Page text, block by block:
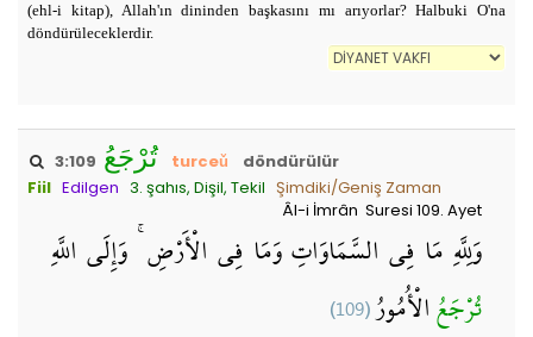
(ehl-i kitap), Allah'ın dininden başkasını mı arıyorlar? Halbuki O'na
döndürüleceklerdir.
3:109 تُرْجَعُ turceǔ
döndürülür
Fiil Edilgen 3. şahıs, Dişil, Tekil Şimdiki/Geniş Zaman
Âl-i İmrân Suresi 109. Ayet
وَلِلَّهِ مَا فِي السَّمَاوَاتِ وَمَا فِي الْأَرْضِ ۚ وَإِلَى اللَّهِ
تُرْجَعُالْأُمُورُ(109)